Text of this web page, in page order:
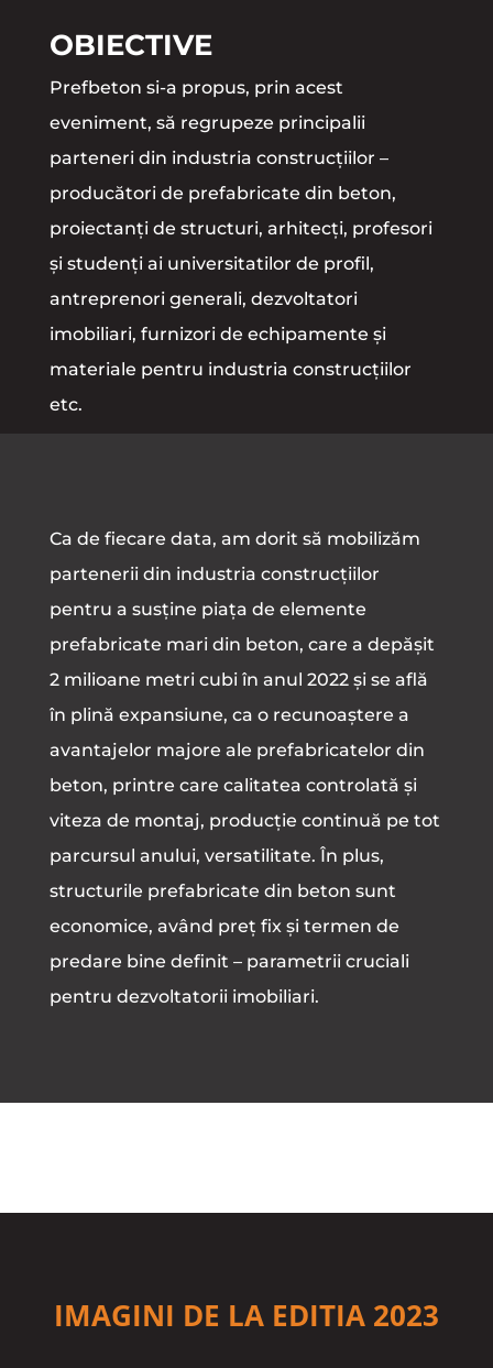
OBIECTIVE
Prefbeton si-a propus, prin acest
eveniment, să regrupeze principalii
parteneri din industria construcțiilor –
producători de prefabricate din beton,
proiectanți de structuri, arhitecți, profesori
și studenți ai universitatilor de profil,
antreprenori generali, dezvoltatori
imobiliari, furnizori de echipamente și
materiale pentru industria construcțiilor
etc.
Ca de fiecare data, am dorit să mobilizăm
partenerii din industria construcțiilor
pentru a susține piața de elemente
prefabricate mari din beton, care a depășit
2 milioane metri cubi în anul 2022 și se află
în plină expansiune, ca o recunoaștere a
avantajelor majore ale prefabricatelor din
beton, printre care calitatea controlată și
viteza de montaj, producție continuă pe tot
parcursul anului, versatilitate. În plus,
structurile prefabricate din beton sunt
economice, având preț fix și termen de
predare bine definit – parametrii cruciali
pentru dezvoltatorii imobiliari.
IMAGINI DE LA EDITIA 2023